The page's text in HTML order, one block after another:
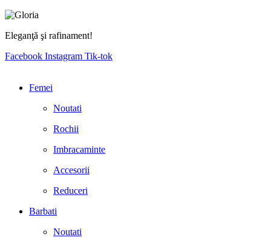
Eleganţă şi rafinament!
Facebook Instagram Tik-tok
Femei
Noutati
Rochii
Imbracaminte
Accesorii
Reduceri
Barbati
Noutati